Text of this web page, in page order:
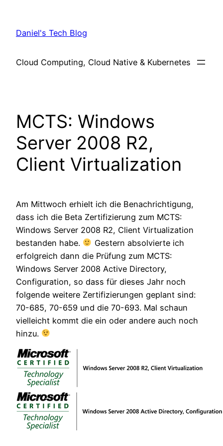
content
Daniel's Tech Blog
Cloud Computing, Cloud Native & Kubernetes
MCTS: Windows
Server 2008 R2,
Client Virtualization
Am Mittwoch erhielt ich die Benachrichtigung,
dass ich die Beta Zertifizierung zum MCTS:
Windows Server 2008 R2, Client Virtualization
bestanden habe.
Gestern absolvierte ich
erfolgreich dann die Prüfung zum MCTS:
Windows Server 2008 Active Directory,
Configuration, so dass für dieses Jahr noch
folgende weitere Zertifizierungen geplant sind:
70-685, 70-659 und die 70-693. Mal schaun
vielleicht kommt die ein oder andere auch noch
hinzu.